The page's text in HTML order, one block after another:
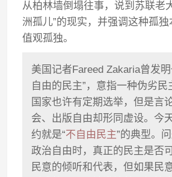
从柏林墙倒塌往事，说到苏联老
洲孤儿”的现实，并强调这种孤
值观孤独。
美国记者Fareed Zakaria曾发
自由的民主”，意指一种伪劣民
国家也许有定期选举，但是言
会、出版自由却形同虚设。今
约就是“不自由民主”的典型。
政治自由时，真正的民主是否
民意的倾听和代表，但如果民